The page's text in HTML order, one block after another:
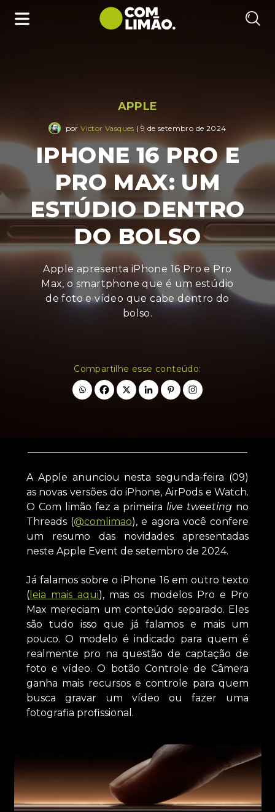
APPLE
porVictor Vasques | 9 de setembro de 2024
IPHONE 16 PRO E
PRO MAX: UM
ESTÚDIO DENTRO
DO BOLSO
Apple apresenta iPhone 16 Pro e Pro
Max, o smartphone que é um estúdio
de foto e vídeo que cabe dentro do
bolso.
Compartilhe esse conteúdo:
A Apple anunciou nesta segunda-feira (09)
as novas versões do iPhone, AirPods e Watch.
O Com limão fez a primeiralive tweeting no
Threads (@comlimao), e agora você confere
um resumo das novidades apresentadas
neste Apple Event de setembro de 2024.
Já falamos sobre o iPhone 16 em outro texto
(leia mais aqui), mas os modelos Pro e Pro
Max mereciam um conteúdo separado. Eles
são tudo isso que já falamos e mais um
pouco. O modelo é indicado para quem é
realmente pro na questão de captação de
foto e vídeo. O botão Controle de Câmera
ganha mais recursos e controle para quem
busca gravar um vídeo ou fazer uma
fotografia profissional.